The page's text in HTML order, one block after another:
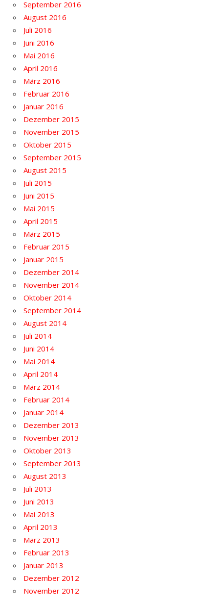
September 2016
August 2016
Juli 2016
Juni 2016
Mai 2016
April 2016
März 2016
Februar 2016
Januar 2016
Dezember 2015
November 2015
Oktober 2015
September 2015
August 2015
Juli 2015
Juni 2015
Mai 2015
April 2015
März 2015
Februar 2015
Januar 2015
Dezember 2014
November 2014
Oktober 2014
September 2014
August 2014
Juli 2014
Juni 2014
Mai 2014
April 2014
März 2014
Februar 2014
Januar 2014
Dezember 2013
November 2013
Oktober 2013
September 2013
August 2013
Juli 2013
Juni 2013
Mai 2013
April 2013
März 2013
Februar 2013
Januar 2013
Dezember 2012
November 2012